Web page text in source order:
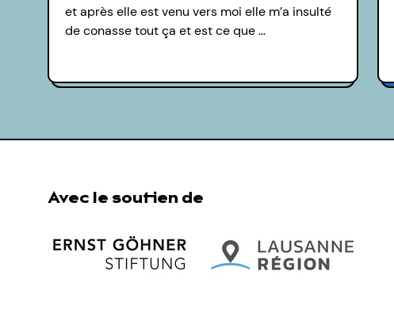
et après elle est venu vers moi elle m’a insulté
de conasse tout ça et est ce que …
Avec le soutien de